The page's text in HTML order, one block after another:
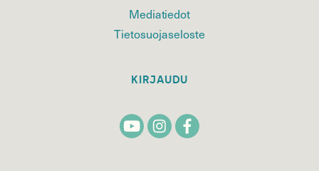
Mediatiedot
Tietosuojaseloste
KIRJAUDU